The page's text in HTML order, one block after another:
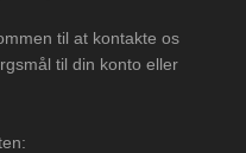
til at kontakte os
til din konto eller